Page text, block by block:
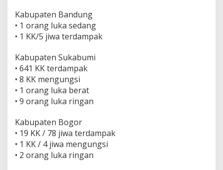
Kabupaten Bandung
• 1 orang luka sedang
• 1 KK/5 jiwa terdampak
Kabupaten Sukabumi
• 641 KK terdampak
• 8 KK mengungsi
• 1 orang luka berat
• 9 orang luka ringan
Kabupaten Bogor
• 19 KK / 78 jiwa terdampak
• 1 KK / 4 jiwa mengungsi
• 2 orang luka ringan